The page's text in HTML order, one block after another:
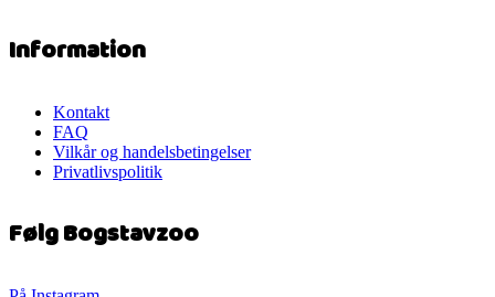
Information
Kontakt
FAQ
Vilkår og handelsbetingelser
Privatlivspolitik
Følg Bogstavzoo